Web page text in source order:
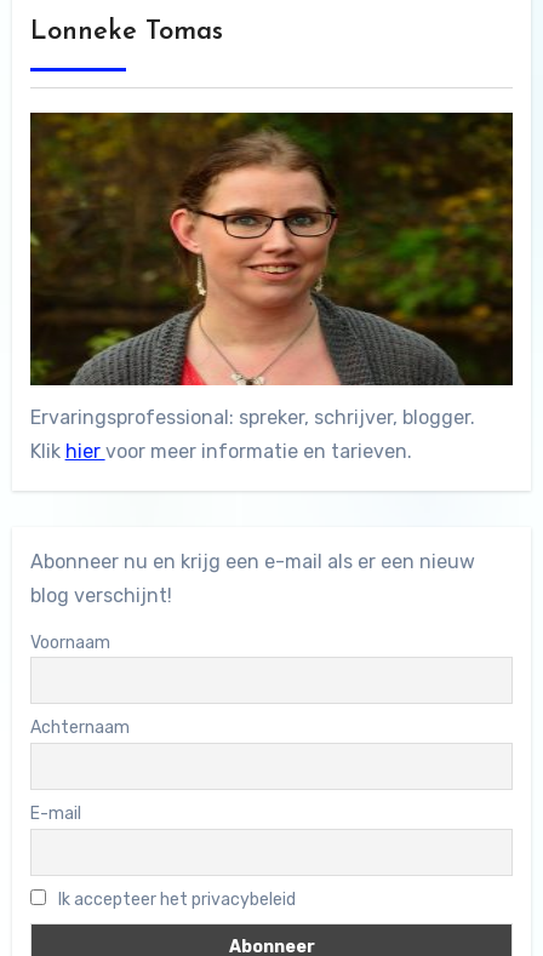
Lonneke Tomas
Ervaringsprofessional: spreker, schrijver, blogger.
Klik hier voor meer informatie en tarieven.
Abonneer nu en krijg een e-mail als er een nieuw
blog verschijnt!
Voornaam
Achternaam
E-mail
Ik accepteer het privacybeleid